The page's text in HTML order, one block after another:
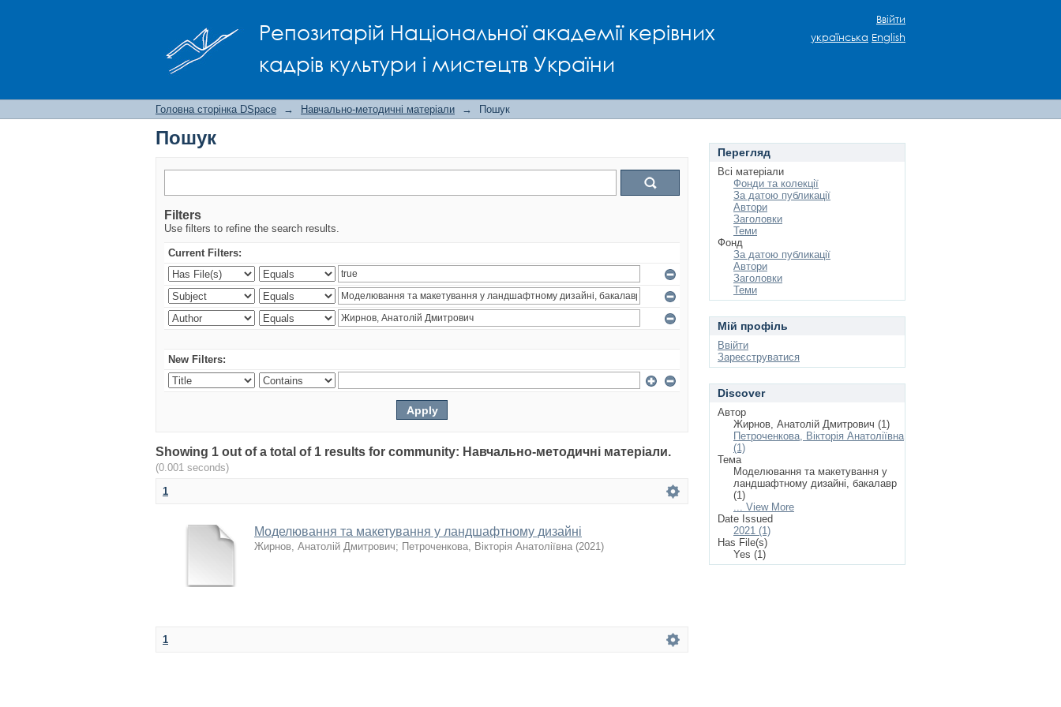
Репозитарій Національної академії керівних
кадрів культури і мистецтв України
Ввійти
українська English
Головна сторінка DSpace → Навчально-методичні матеріали → Пошук
Пошук
Filters
Use filters to refine the search results.
Current Filters:
New Filters:
Showing 1 out of a total of 1 results for community: Навчально-методичні матеріали.
(0.001 seconds)
1
Моделювання та макетування у ландшафтному дизайні
Жирнов, Анатолій Дмитрович; Петроченкова, Вікторія Анатоліївна (2021)
1
Перегляд
Всі матеріали
Фонди та колекції
За датою публикації
Автори
Заголовки
Теми
Фонд
За датою публикації
Автори
Заголовки
Теми
Мій профіль
Ввійти
Зареєструватися
Discover
Автор
Жирнов, Анатолій Дмитрович (1)
Петроченкова, Вікторія Анатоліївна
(1)
Тема
Моделювання та макетування у
ландшафтному дизайні, бакалавр
(1)
... View More
Date Issued
2021 (1)
Has File(s)
Yes (1)